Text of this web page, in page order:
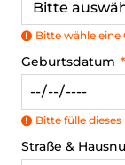
Bitte wähle eine
Geburtsdatum
Bitte fülle dieses
Straße &